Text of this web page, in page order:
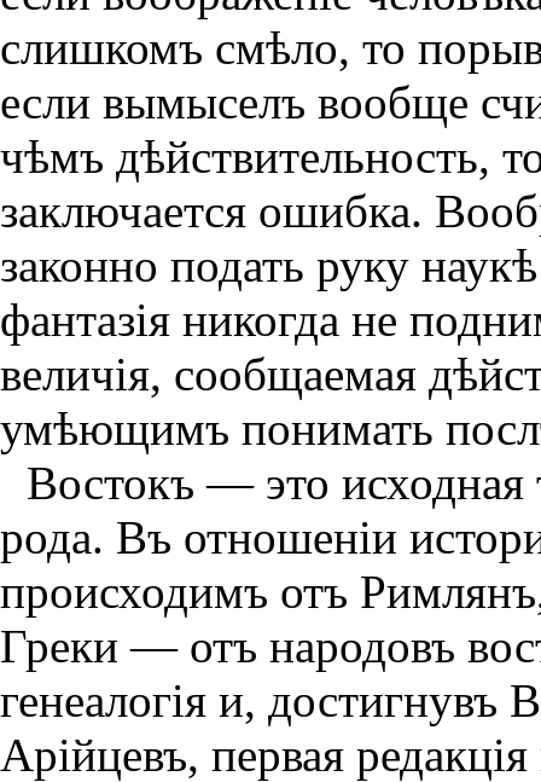
слишкомъ смѣло, то
если вымыселъ вообще
чѣмъ дѣйствительность,
заключается ошибка.
законно подать руку
фантазiя никогда не
величiя, сообщаемая
умѣющимъ понимать
Востокъ — это исходная
рода. Въ отношенiи
происходимъ отъ
Греки — отъ народовъ
генеалогiя и, достигнувъ
Арiйцевъ, первая